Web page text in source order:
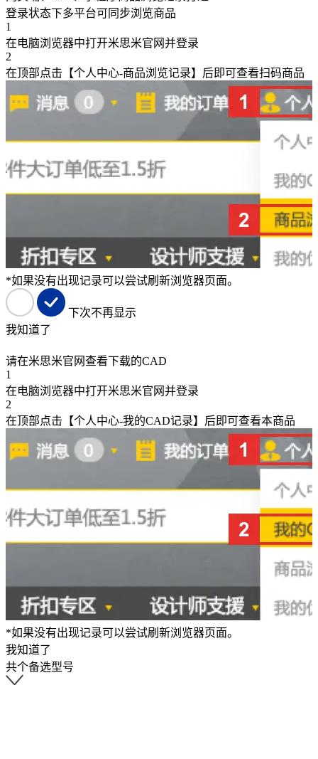
登录状态下多平台可同步浏览商品
1
在电脑浏览器中打开米思米官网并登录
2
在顶部点击【个人中心-商品浏览记录】后即可查看扫码商品
*如果没有出现记录可以尝试刷新浏览器页面。
下次不再显示
我知道了
请在米思米官网查看下载的CAD
1
在电脑浏览器中打开米思米官网并登录
2
在顶部点击【个人中心-我的CAD记录】后即可查看本商品
*如果没有出现记录可以尝试刷新浏览器页面。
我知道了
共个备选型号